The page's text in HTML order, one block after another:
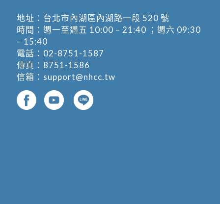
地址： 台北市內湖區內湖路一段 520 號
時間：週一至週五 10:00 – 21:40 ；週六 09:30
– 15:40
電話： 02-8751-1587
傳真：8751-1586
信箱： support@nhcc.tw